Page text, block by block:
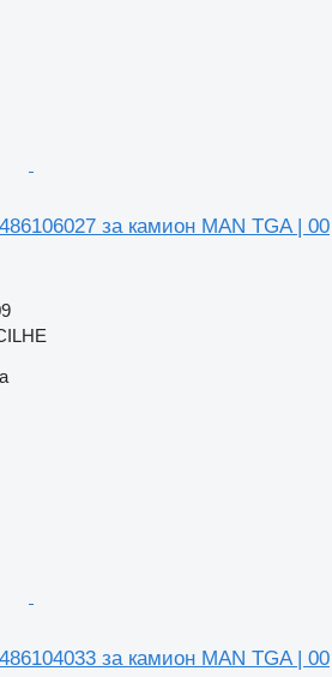
за камион MAN TGA | 00
за камион MAN TGA | 00